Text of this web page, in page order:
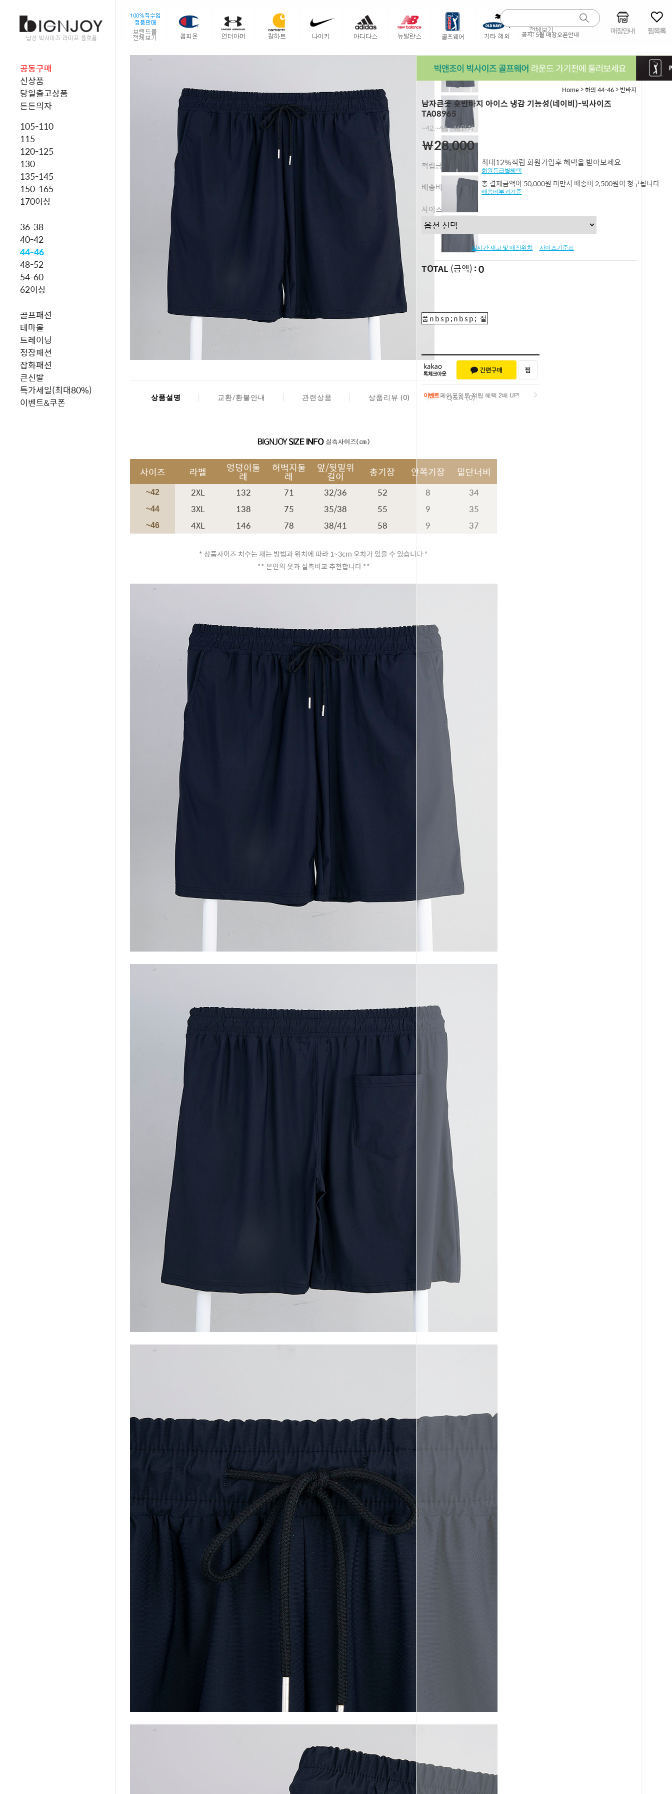
공지:5월 매장오픈안내 매장안내 찜목록
공동구매
신상품
당일출고상품
튼튼의자
105-110
115
120-125
130
135-145
150-165
170이상
36-38
40-42
44-46
48-52
54-60
62이상
골프패션
테마몰
트레이닝
정장패션
잡화패션
큰신발
특가세일(최대80%)
이벤트&쿠폰
Home>하의 44-46> 반바지
남자큰옷 숏반바지 아이스 냉감 기능성(네이비)-빅사이즈
TA08965
~42,~44,~46인치
￦28,000
적립금 최대12%적립 회원가입후 혜택을 받아보세요
회원등급별혜택
배송비 총 결제금액이 50,000원 미만시 배송비 2,500원이 청구됩니다.
배송비부과기준
사이즈
실시간 재고 및 매장위치 사이즈기준표
TOTAL(금액) 0
품nbsp;nbsp; 절
이벤트페이포인트 적립 혜택 2배 UP!
상품설명 교환/환불안내 관련상품 상품리뷰 (0) Q&A (0)
사이즈 라벨 엉덩이둘
레
허벅지둘
레
앞/뒷밑위
길이 총기장 안쪽기장 밑단너비
~42 2XL 132 71 32/36 52 8 34
~44 3XL 138 75 35/38 55 9 35
~46 4XL 146 78 38/41 58 9 37
* 상품사이즈 치수는 재는 방법과 위치에 따라 1~3cm 오차가 있을 수 있습니다 *
** 본인의 옷과 실측비교 추천합니다 **